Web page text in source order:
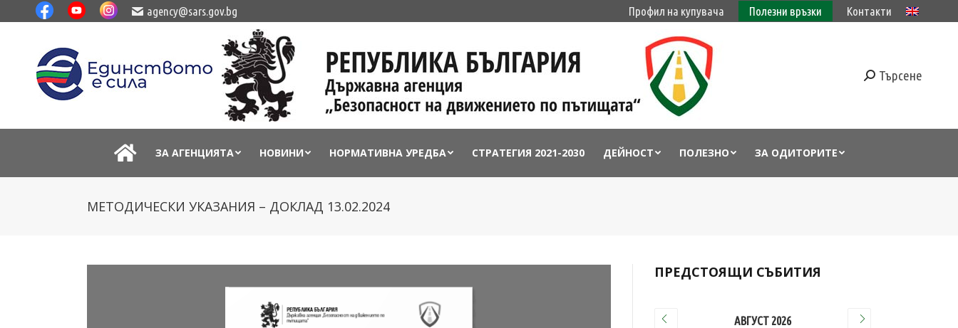
agency@sars.gov.bg Профил на купувача Полезни връзки Контакти
Търсене
ЗА АГЕНЦИЯТА НОВИНИ НОРМАТИВНА УРЕДБА СТРАТЕГИЯ 2021-2030 ДЕЙНОСТ ПОЛЕЗНО ЗА ОДИТОРИТЕ
МЕТОДИЧЕСКИ УКАЗАНИЯ – ДОКЛАД 13.02.2024
ПРЕДСТОЯЩИ СЪБИТИЯ
АВГУСТ 2026